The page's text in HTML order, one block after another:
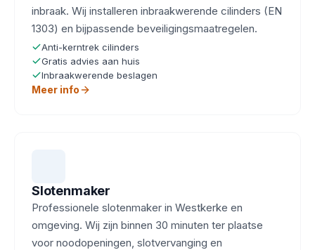
inbraak. Wij installeren inbraakwerende cilinders (EN
1303) en bijpassende beveiligingsmaatregelen.
Anti-kerntrek cilinders
Gratis advies aan huis
Inbraakwerende beslagen
Meer info
Slotenmaker
Professionele slotenmaker in Westkerke en
omgeving. Wij zijn binnen 30 minuten ter plaatse
voor noodopeningen, slotvervanging en